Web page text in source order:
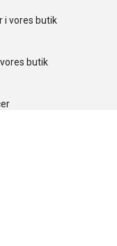
i vores butik
butik